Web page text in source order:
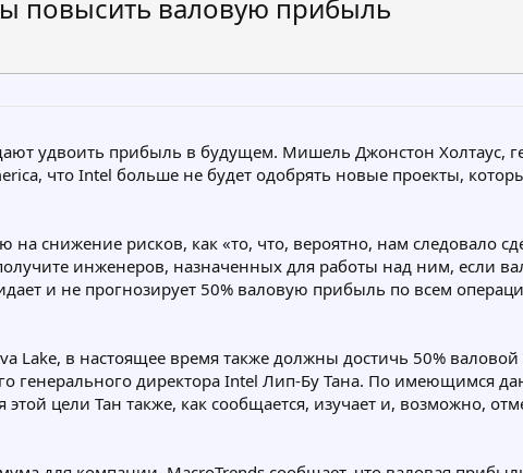
повысить валовую прибыль
удвоить прибыль в будущем. Мишель Джонстон Холтаус,
что Intel больше не будет одобрять новые проекты,
снижение рисков, как «то, что, вероятно, нам следовало
инженеров, назначенных для работы над ним, если
и не прогнозирует 50% валовую прибыль по всем
Lake, в настоящее время также должны достичь 50% валовой
генерального директора Intel Лип-Бу Тана. По имеющимся
цели Тан также, как сообщается, изучает и, возможно,